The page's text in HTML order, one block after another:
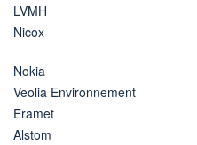
LVMH
Nicox
Nokia
Veolia Environnement
Eramet
Alstom